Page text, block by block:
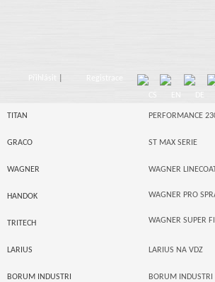
Registrace
PŘÍSLUŠENSTVÍ
značka známá jako
TITAN PERFORMANCE
I-SERIE
POWRTWIN
POWRLINER --
PNEUPOHON
GRACO ST MAX SERIE
GRACO MERKUR
GRACO ULTRA
GRACO XTREME
WAGNER WAGNER
WAGNER PRO
WAGNER SUPER
HANDOK
TRITECH
LARIUS LARIUS NA VDZ
LARIUS
BORUM INDUSTRI BORUM INDUSTRI